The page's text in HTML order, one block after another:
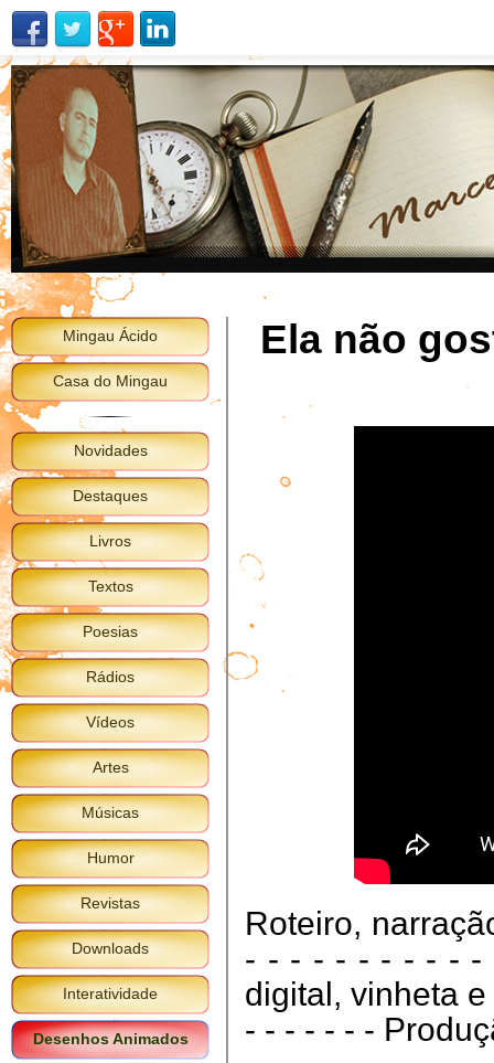
Mingau Ácido
Casa do Mingau
Novidades
Destaques
Livros
Textos
Poesias
Rádios
Vídeos
Artes
Músicas
Humor
Revistas
Downloads
Interatividade
Desenhos Animados
Ela não
Roteiro,
- - - - - - - - - - -
digital, vinheta
- - - - - - -